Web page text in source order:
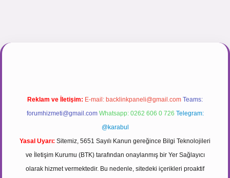
Reklam ve İletişim: E-mail: backlinkpaneli@gmail.com Teams:
forumhizmeti@gmail.com Whatsapp: 0262 606 0 726 Telegram:
@karabul
Yasal Uyarı: Sitemiz, 5651 Sayılı Kanun gereğince Bilgi Teknolojileri
ve İletişim Kurumu (BTK) tarafından onaylanmış bir Yer Sağlayıcı
olarak hizmet vermektedir. Bu nedenle, sitedeki içerikleri proaktif